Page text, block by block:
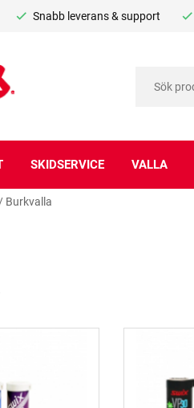
Snabb leverans & support
SKIDSERVICE VALLA
/ Burkvalla